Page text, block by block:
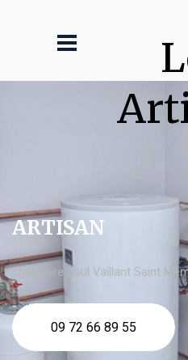
ARTISAN
chaudière fioul Vaillant Saint
09 72 66 89 55